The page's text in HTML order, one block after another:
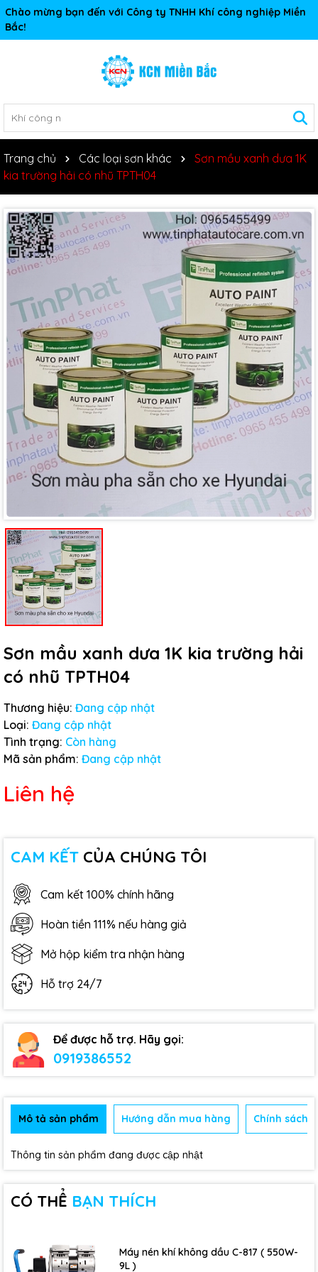
Chào mừng bạn đến với Công ty TNHH Khí công nghiệp Miền
Bắc!
Trang chủ Các loại sơn khác
Sơn mầu xanh dưa 1K
kia trường hải có nhũ TPTH04
Sơn mầu xanh dưa 1K kia trường hải
có nhũ TPTH04
Thương hiệu: Đang cập nhật
Loại: Đang cập nhật
Tình trạng: Còn hàng
Mã sản phẩm: Đang cập nhật
Liên hệ
CAM KẾT CỦA CHÚNG TÔI
Cam kết 100% chính hãng
Hoàn tiền 111% nếu hàng giả
Mở hộp kiểm tra nhận hàng
Hỗ trợ 24/7
Để được hỗ trợ. Hãy gọi:
0919386552
Mô tả sản phẩm Hướng dẫn mua hàng Chính sách
Thông tin sản phẩm đang được cập nhật
CÓ THỂ BẠN THÍCH
Máy nén khí không dầu C-817 ( 550W-
9L )